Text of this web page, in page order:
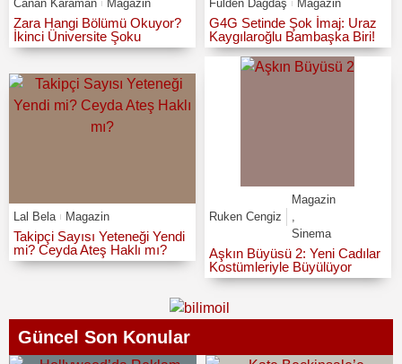
Canan Karaman Magazin
Zara Hangi Bölümü Okuyor?
İkinci Üniversite Şoku
Fulden Dağdaş Magazin
G4G Setinde Şok İmaj: Uraz
Kaygılaroğlu Bambaşka Biri!
Lal Bela Magazin
Takipçi Sayısı Yeteneği Yendi
mi? Ceyda Ateş Haklı mı?
Ruken Cengiz
Magazin
,
Sinema
Aşkın Büyüsü 2: Yeni Cadılar
Kostümleriyle Büyülüyor
Güncel Son Konular